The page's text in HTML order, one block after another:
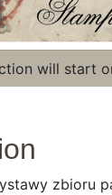
will start
zbioru